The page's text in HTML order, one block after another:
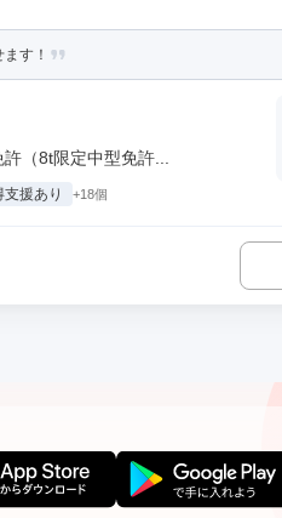
す！
（8t限定中型免許...
支援あり +18個